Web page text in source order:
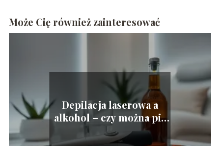
Może Cię również zainteresować
Depilacja laserowa a
alkohol – czy można pić
przed zabiegiem?